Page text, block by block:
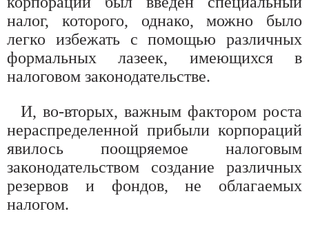
налог, которого, однако, можно было
легко избежать с помощью различных
формальных лазеек, имеющихся в
налоговом законодательстве.
И, во-вторых, важным фактором роста
нераспределенной прибыли корпораций
явилось поощряемое налоговым
законодательством создание различных
резервов и фондов, не облагаемых
налогом.